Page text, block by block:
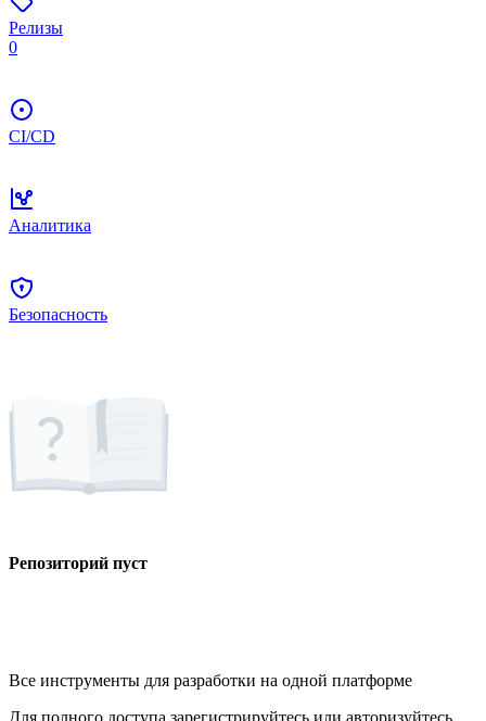
Релизы
0
CI/CD
Аналитика
Безопасность
Репозиторий пуст
Все инструменты для разработки на одной платформе
Для полного доступа зарегистрируйтесь или авторизуйтесь